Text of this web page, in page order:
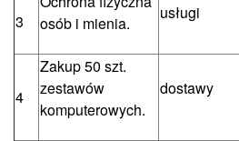
3
osób i mienia.
usługi
4
Zakup 50 szt.
zestawów
komputerowych.
dostawy